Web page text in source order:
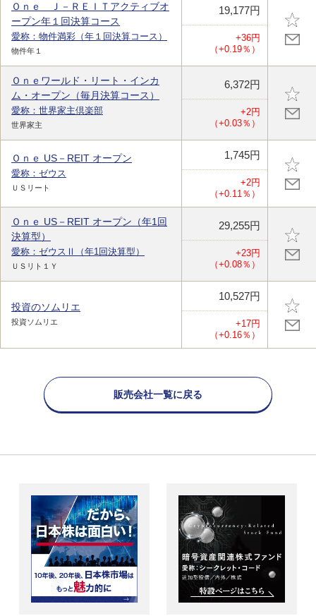
Ｏｎｅ Ｊ－ＲＥＩＴアクティブオ
ープン年１回決算コース
愛称：物件満彩（年１回決算コース）
物件年１
19,177円
+36円
（+0.19％）
Ｏｎｅワールド・リート・インカ
ム・オープン（毎月決算コース）
愛称：世界家主倶楽部
世界家主
6,372円
+2円
（+0.03％）
Ｏｎｅ US－REIT オープン
愛称：ゼウス
ＵＳリート
1,745円
+2円
（+0.11％）
Ｏｎｅ US－REIT オープン（年1回
決算型）
愛称：ゼウスⅡ（年1回決算型）
ＵＳリト１Ｙ
29,255円
+23円
（+0.08％）
投資のソムリエ
投資ソムリエ
10,527円
+17円
（+0.16％）
販売会社一覧に戻る